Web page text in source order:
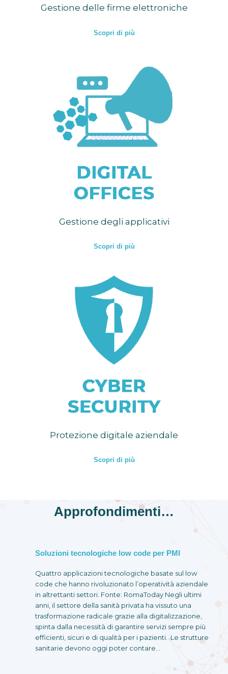
Gestione delle firme elettroniche
Scopri di più
Gestione degli applicativi
Scopri di più
Protezione digitale aziendale
Scopri di più
Approfondimenti…
Soluzioni tecnologiche low code per PMI
Quattro applicazioni tecnologiche basate sul low
code che hanno rivoluzionato l’operatività aziendale
in altrettanti settori. Fonte: RomaToday Negli ultimi
anni, il settore della sanità privata ha vissuto una
trasformazione radicale grazie alla digitalizzazione,
spinta dalla necessità di garantire servizi sempre più
efficienti, sicuri e di qualità per i pazienti. Le strutture
sanitarie devono oggi poter contare…